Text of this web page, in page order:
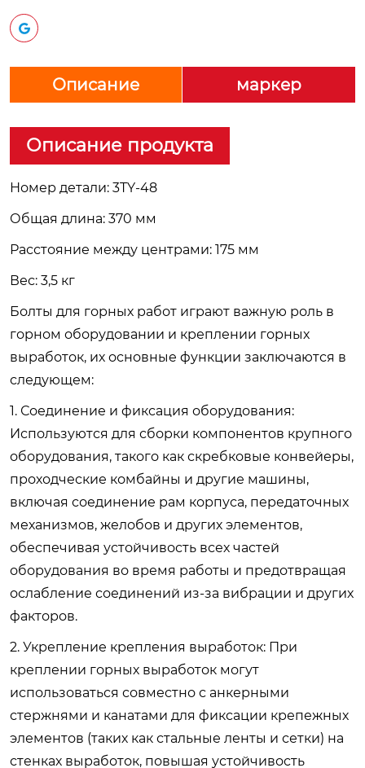
Описание маркер
Описание продукта
Номер детали: 3TY-48
Общая длина: 370 мм
Расстояние между центрами: 175 мм
Вес: 3,5 кг
Болты для горных работ играют важную роль в
горном оборудовании и креплении горных
выработок, их основные функции заключаются в
следующем:
1. Соединение и фиксация оборудования:
Используются для сборки компонентов крупного
оборудования, такого как скребковые конвейеры,
проходческие комбайны и другие машины,
включая соединение рам корпуса, передаточных
механизмов, желобов и других элементов,
обеспечивая устойчивость всех частей
оборудования во время работы и предотвращая
ослабление соединений из-за вибрации и других
факторов.
2. Укрепление крепления выработок: При
креплении горных выработок могут
использоваться совместно с анкерными
стержнями и канатами для фиксации крепежных
элементов (таких как стальные ленты и сетки) на
стенках выработок, повышая устойчивость